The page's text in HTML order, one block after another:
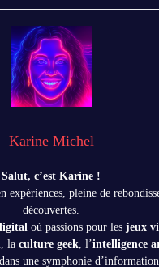
Karine Michel
Salut, c’est Karine !
expériences, pleine de
découvertes.
où passions pour les jeux
, la culture geek, l’intelligence
une symphonie